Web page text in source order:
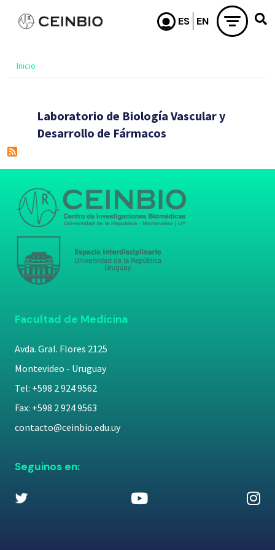
Pasar al contenido principal
Inicio
Laboratorio de Biología Vascular y
Desarrollo de Fármacos
Facultad de Medicina
Avda. Gral. Flores 2125
Montevideo - Uruguay
Tel: +598 2 924 9562
Fax: +598 2 924 9563
contacto@ceinbio.edu.uy
Seguinos en: